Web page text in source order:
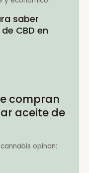
saber
CBD en
compran
aceite de
opinan: